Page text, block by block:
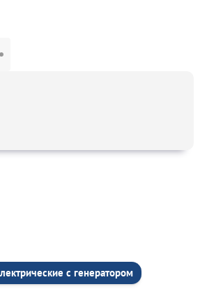
c генератором